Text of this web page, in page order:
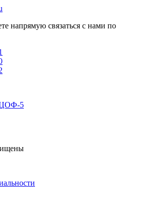
напрямую связаться с нами по
ЦОФ-5